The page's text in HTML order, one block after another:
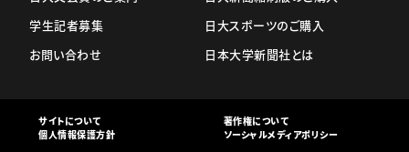
学生記者募集
お問い合わせ
日大スポーツのご購入
日本大学新聞社とは
サイトについて
著作権について
個人情報保護方針
ソーシャルメディアポリシー